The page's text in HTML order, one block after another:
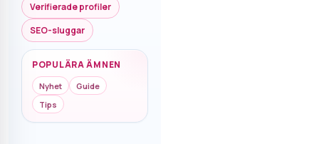
Verifierade profiler
SEO-sluggar
POPULÄRA ÄMNEN
Nyhet
Guide
Tips